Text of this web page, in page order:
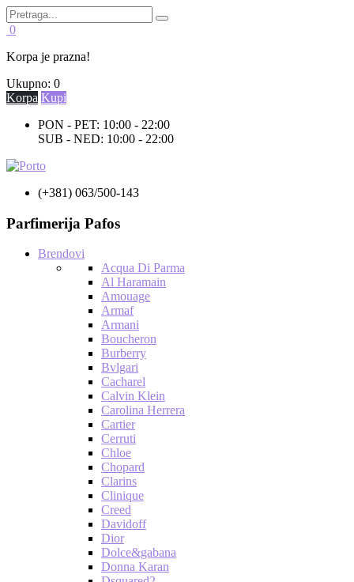
0
Korpa je prazna!
Ukupno: 0
Korpa Kupi
PON - PET: 10:00 - 22:00
SUB - NED: 10:00 - 22:00
(+381) 063/500-143
Parfimerija Pafos
Brendovi
Acqua Di Parma
Al Haramain
Amouage
Armaf
Armani
Boucheron
Burberry
Bvlgari
Cacharel
Calvin Klein
Carolina Herrera
Cartier
Cerruti
Chloe
Chopard
Clarins
Clinique
Creed
Davidoff
Dior
Dolce&gabana
Donna Karan